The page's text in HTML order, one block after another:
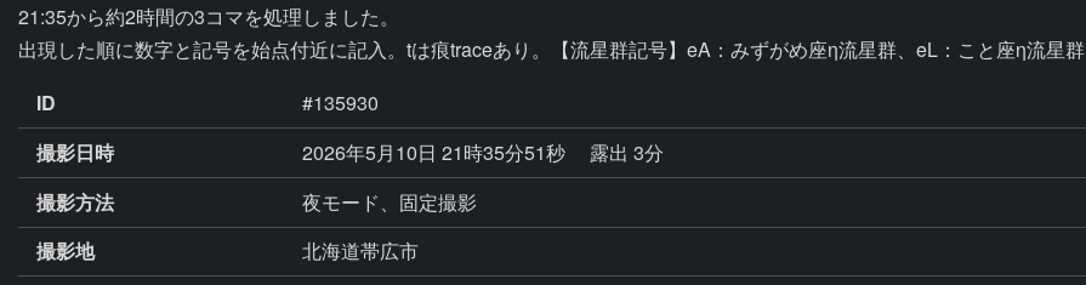
21:35から約2時間の3コマを処理しました。
出現した順に数字と記号を始点付近に記入。tは痕traceあり。【流星群記号】eA：みずがめ座η流星群、eL：こと座η流星群
ID
#135930
撮影日時
2026年5月10日 21時35分51秒
露出 3分
撮影方法
夜モード、固定撮影
撮影地
北海道帯広市